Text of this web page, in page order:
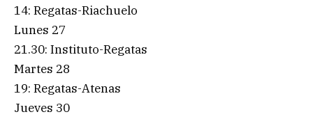
14: Regatas-Riachuelo
Lunes 27
21.30: Instituto-Regatas
Martes 28
19: Regatas-Atenas
Jueves 30